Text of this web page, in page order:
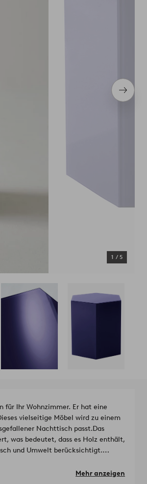
Produkt
1 / 5
für Ihr Wohnzimmer. Er hat eine
vielseitige Möbel wird zu einem
Nachttisch passt.Das
was bedeutet, dass es Holz enthält,
und Umwelt berücksichtigt.
Mehr anzeigen